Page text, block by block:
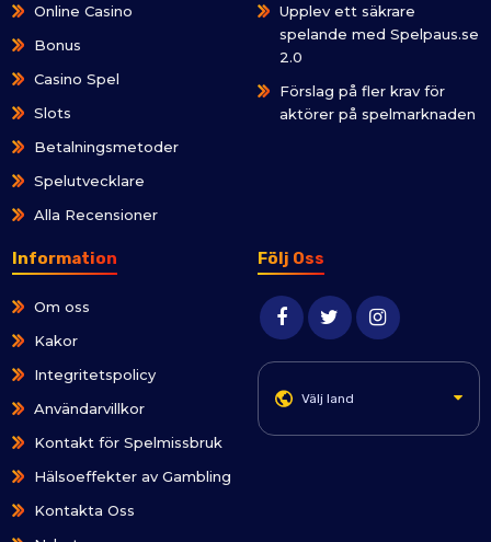
Online Casino
Bonus
Casino Spel
Slots
Betalningsmetoder
Spelutvecklare
Alla Recensioner
Upplev ett säkrare
spelande med Spelpaus.se
2.0
Förslag på fler krav för
aktörer på spelmarknaden
Information
Om oss
Kakor
Integritetspolicy
Användarvillkor
Kontakt för Spelmissbruk
Hälsoeffekter av Gambling
Kontakta Oss
Följ Oss
Välj land